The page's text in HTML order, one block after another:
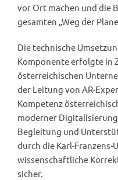
vor Ort machen und die
gesamten „Weg der
Die technische
Komponente erfolgte in
österreichischen
der Leitung von AR-
Kompetenz
moderner
Begleitung und
durch die Karl-
wissenschaftliche
sicher.